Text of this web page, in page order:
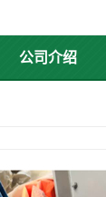
公司介绍